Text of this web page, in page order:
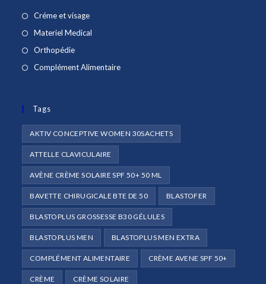
Créme et visageS’ouvre
dans
Materiel Medical
OrthopédieS’ouvre
dans
Complément AlimentaireS’ouvre
onglet
Tags
AKTIV CONCEPTIVE WOMEN 30SACHETS
ATTELLE CLAVICULAIRE
AVÈNE CRÈME SOLAIRE SPF 50+ 50 ML
BAVETTE CHIRUGICALE BTE DE 50 BLASTOFER
BLASTOPLUS GROSSESSE B30 GÉLULES
BLASTOPLUS MEN BLASTOPLUS MEN EXTRA
COMPLÉMENT ALIMENTAIRE CRÈME AVENE SPF 50+
CRÈME CRÈME SOLAIRE